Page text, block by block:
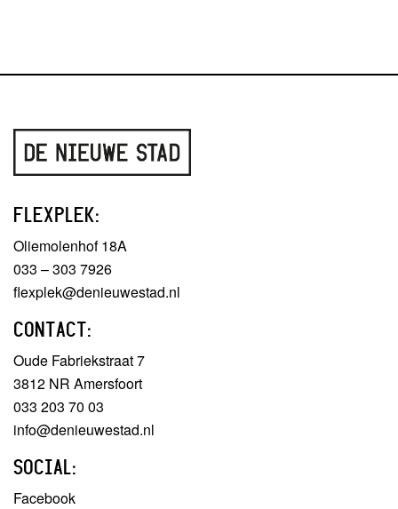
FLEXPLEK:
Oliemolenhof 18A
033 – 303 7926
flexplek@denieuwestad.nl
CONTACT:
Oude Fabriekstraat 7
3812 NR Amersfoort
033 203 70 03
info@denieuwestad.nl
SOCIAL:
Facebook